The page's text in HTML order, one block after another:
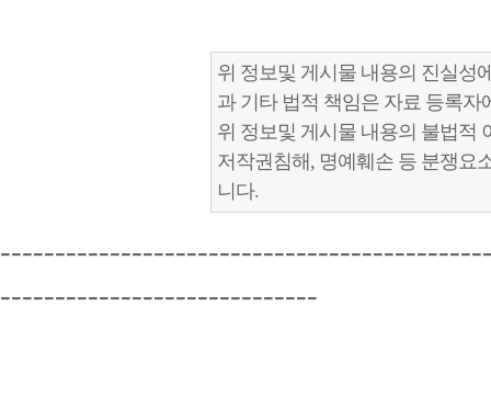
위 정보및 게시물 내용의 진실성
과 기타 법적 책임은 자료 등록자
위 정보및 게시물 내용의 불법적
저작권침해, 명예훼손 등 분쟁요
니다.
-----------------------------